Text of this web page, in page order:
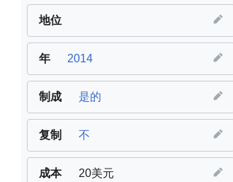
地位
年 2014
制成 是的
复制 不
成本 20美元